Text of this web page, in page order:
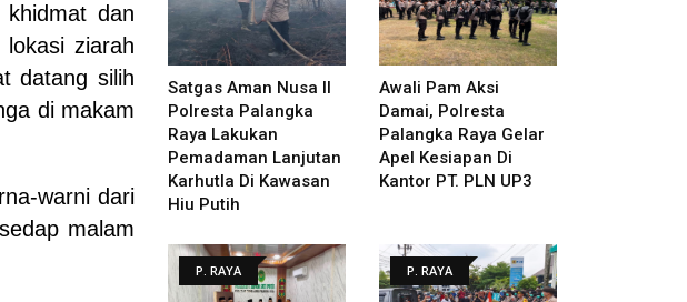
dan
ziarah
datang silih
di makam
warni dari
malam
Satgas Aman Nusa II
Polresta Palangka
Raya Lakukan
Pemadaman Lanjutan
Karhutla Di Kawasan
Hiu Putih
Awali Pam Aksi
Damai, Polresta
Palangka Raya Gelar
Apel Kesiapan Di
Kantor PT. PLN UP3
P. RAYA P. RAYA